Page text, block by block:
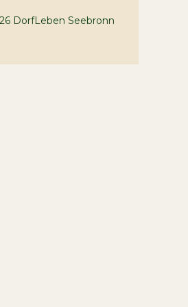
DorfLeben Seebronn